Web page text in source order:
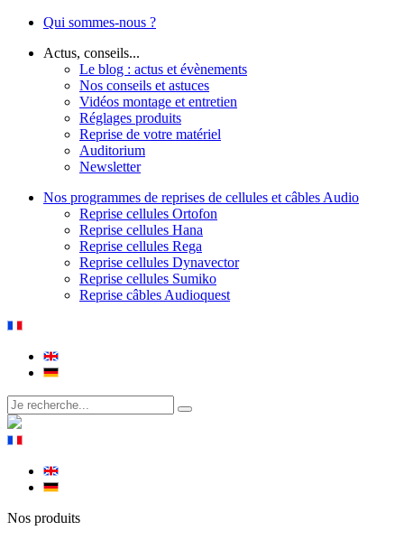
Qui sommes-nous ?
Actus, conseils...
Le blog : actus et évènements
Nos conseils et astuces
Vidéos montage et entretien
Réglages produits
Reprise de votre matériel
Auditorium
Newsletter
Nos programmes de reprises de cellules et câbles Audio
Reprise cellules Ortofon
Reprise cellules Hana
Reprise cellules Rega
Reprise cellules Dynavector
Reprise cellules Sumiko
Reprise câbles Audioquest
Nos produits